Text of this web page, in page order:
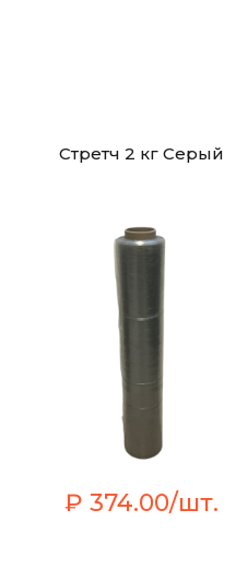
Стретч 2 кг Серый
₽ 374.00/шт.